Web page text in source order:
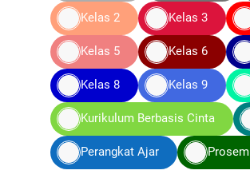
Kelas 2 Kelas 3
Kelas 5 Kelas 6
Kelas 8 Kelas 9
Kurikulum Berbasis Cinta
Perangkat Ajar Prosem